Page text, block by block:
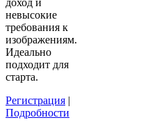
доход и
невысокие
требования к
изображениям.
Идеально
подходит для
старта.
Регистрация |
Подробности